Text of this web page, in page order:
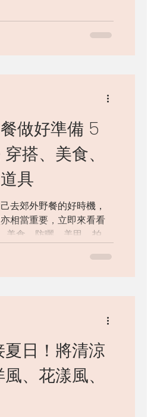
做好準備 5
具
去郊外野餐的好時機，
相當重要，立即來看看
食、防曬、美甲、拍照
夏日！將清涼
、花漾風、